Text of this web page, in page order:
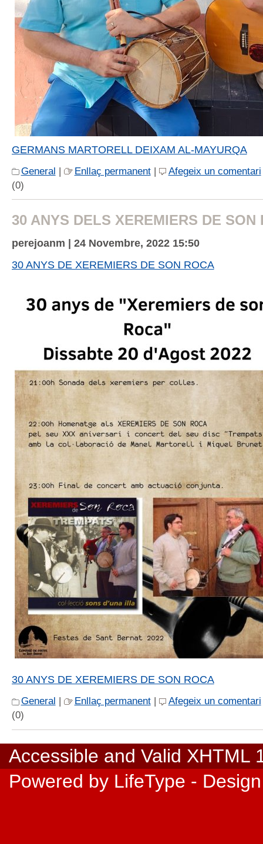
GERMANS MARTORELL DEIXAM AL-MAYURQA
General | Enllaç permanent| Afegeix un comentari
(0)
30 ANYS DELS XEREMIERS DE SON
perejoanm | 24 Novembre, 2022 15:50
30 ANYS DE XEREMIERS DE SON ROCA
30 ANYS DE XEREMIERS DE SON ROCA
General Enllaç permanent| Afegeix un comentari
(0)
Accessible and Valid XHTML
Powered by LifeType -